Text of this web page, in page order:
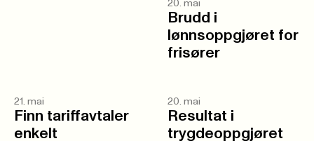
20. mai
Brudd i
lønnsoppgjøret for
frisører
21. mai
Finn tariffavtaler
enkelt
20. mai
Resultat i
trygdeoppgjøret